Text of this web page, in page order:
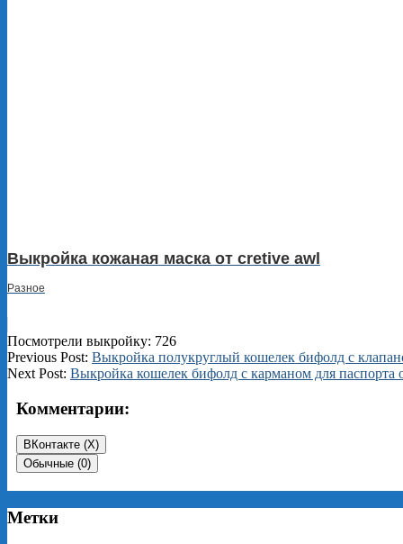
Выкройка кожаная маска от cretive awl
Разное
Посмотрели выкройку: 726
2026-
03-
Previous Post: Выкройка полукруглый кошелек бифолд с
Next Post: Выкройка кошелек бифолд с карманом для паспорта
Комментарии:
ВКонтакте (X)
Обычные (0)
Метки